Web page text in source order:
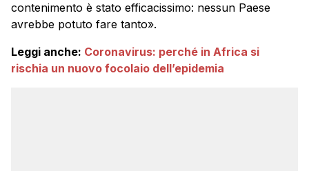
contenimento è stato efficacissimo: nessun Paese
avrebbe potuto fare tanto».
Leggi anche: Coronavirus: perché in Africa si
rischia un nuovo focolaio dell’epidemia